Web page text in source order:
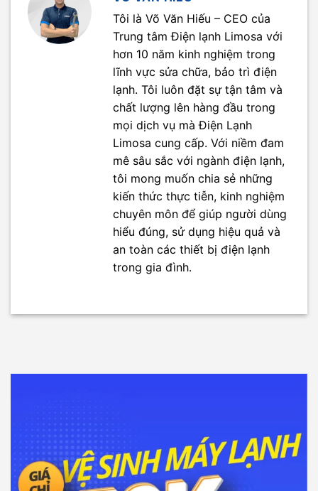
Tôi là Võ Văn Hiếu – CEO của
Trung tâm Điện lạnh Limosa với
hơn 10 năm kinh nghiệm trong
lĩnh vực sửa chữa, bảo trì điện
lạnh. Tôi luôn đặt sự tận tâm và
chất lượng lên hàng đầu trong
mọi dịch vụ mà Điện Lạnh
Limosa cung cấp. Với niềm đam
mê sâu sắc với ngành điện lạnh,
tôi mong muốn chia sẻ những
kiến thức thực tiễn, kinh nghiệm
chuyên môn để giúp người dùng
hiểu đúng, sử dụng hiệu quả và
an toàn các thiết bị điện lạnh
trong gia đình.